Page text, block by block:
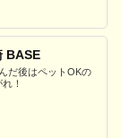
BASE
だ後はペットOKの
！